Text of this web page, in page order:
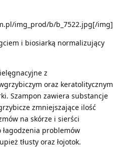
img_prod/b/b_7522.jpg[/img]
i biosiarką normalizujący
z
oraz keratolitycznym
Szampon zawiera substancje
zmniejszające ilość
na skórze i sierści
problemów
tłusty oraz łojotok.